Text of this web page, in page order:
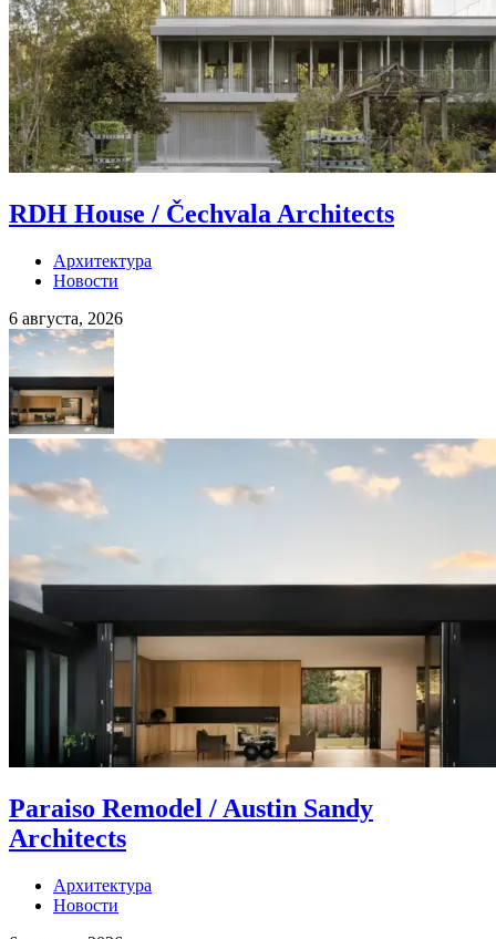
RDH House / Čechvala Architects
Архитектура
Новости
6 августа, 2026
Paraiso Remodel / Austin Sandy
Architects
Архитектура
Новости